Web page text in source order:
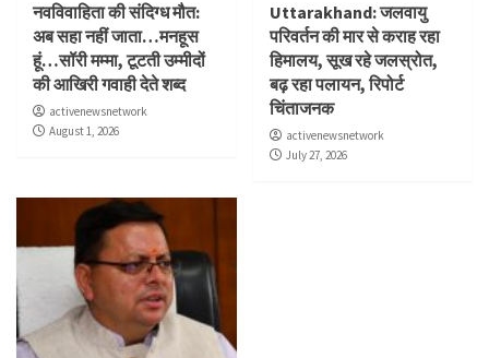
नवविवाहिता की संदिग्ध मौत:
अब सहा नहीं जाता…मनहूस
हूं…सॉरी मम्मा, टूटती उम्मीदों
की आखिरी गवाही देते शब्द
activenewsnetwork
August 1, 2026
Uttarakhand: जलवायु
परिवर्तन की मार से कराह रहा
हिमालय, सूख रहे जलस्रोत,
बढ़ रहा पलायन, रिपोर्ट
चिंताजनक
activenewsnetwork
July 27, 2026